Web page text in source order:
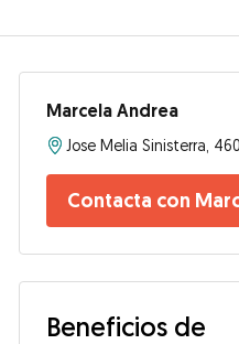
Marcela Andrea
Contacta con
Beneficios de